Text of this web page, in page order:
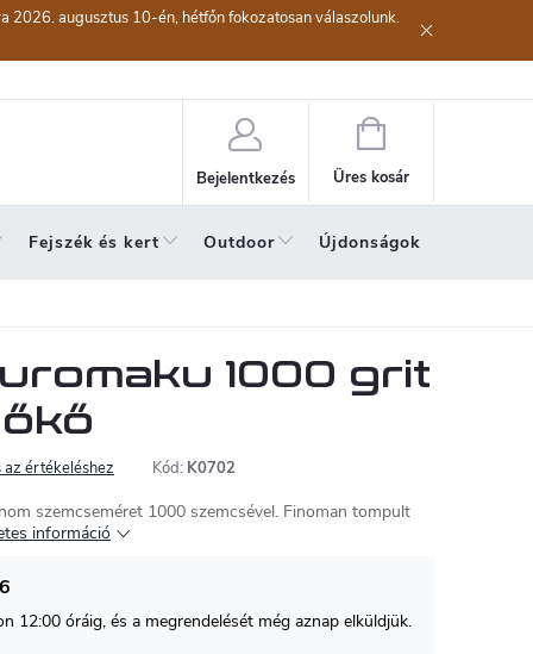
2026. augusztus 10-én, hétfőn fokozatosan válaszolunk.
Bejelentkezés
Kosár
Üres kosár
Fejszék és kert Outdoor Újdonságok
1000 grit
az értékeléshez Kód: K0702
szemcseméret 1000 szemcsével. Finoman tompult
információ
12:00 óráig, és a megrendelését még aznap elküldjük.